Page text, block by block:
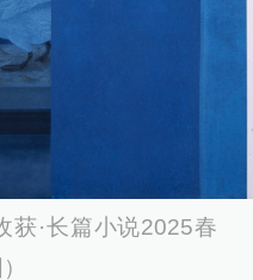
获·长篇小说2025春